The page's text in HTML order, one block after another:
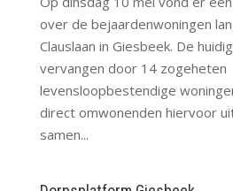
over de bejaardenwoningen
Clauslaan in Giesbeek. De
vervangen door 14 zogeheten
levensloopbestendige
direct omwonenden hiervoor
samen...